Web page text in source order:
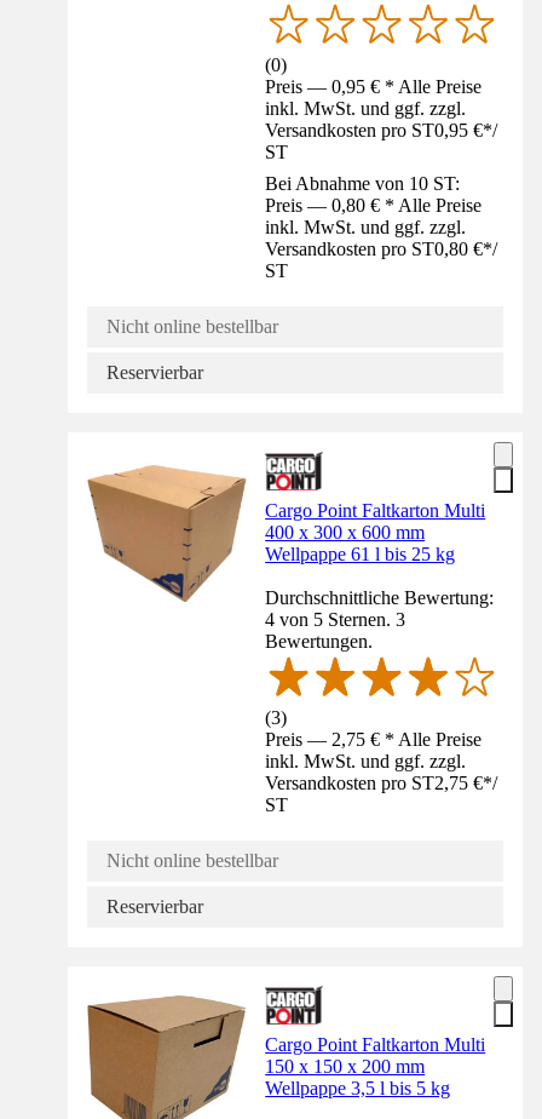
(0)
Preis — 0,95 € * Alle Preise
inkl. MwSt. und ggf. zzgl.
Versandkosten pro ST0,95 €*/
ST
Bei Abnahme von 10 ST:
Preis — 0,80 € * Alle Preise
inkl. MwSt. und ggf. zzgl.
Versandkosten pro ST0,80 €*/
ST
Nicht online bestellbar
Reservierbar
Cargo Point Faltkarton Multi
400 x 300 x 600 mm
Wellpappe 61 l bis 25 kg
Durchschnittliche Bewertung:
4 von 5 Sternen. 3
Bewertungen.
(3)
Preis — 2,75 € * Alle Preise
inkl. MwSt. und ggf. zzgl.
Versandkosten pro ST2,75 €*/
ST
Nicht online bestellbar
Reservierbar
Cargo Point Faltkarton Multi
150 x 150 x 200 mm
Wellpappe 3,5 l bis 5 kg